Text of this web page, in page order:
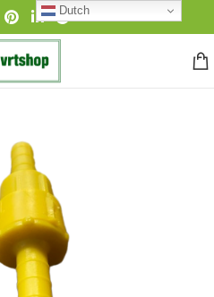
Dutch